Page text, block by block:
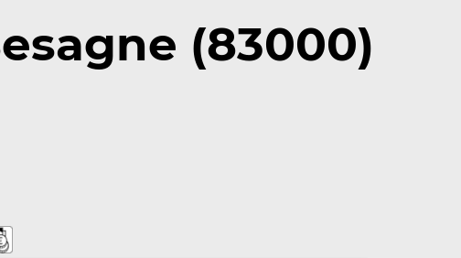
(83000)